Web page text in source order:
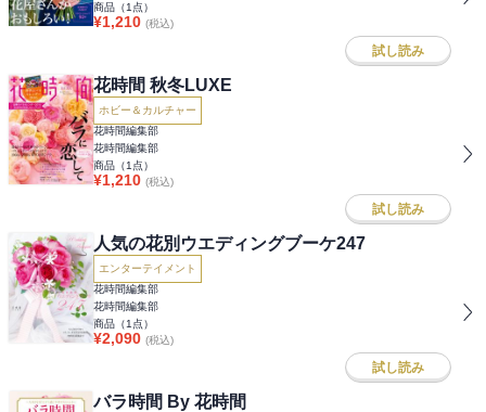
商品（1 点）
¥1,210 (税込)
試し読み
花時間 秋冬LUXE
ホビー＆カルチャー
花時間編集部
花時間編集部
商品（1 点）
¥1,210 (税込)
試し読み
人気の花別ウエディングブーケ247
エンターテイメント
花時間編集部
花時間編集部
商品（1 点）
¥2,090 (税込)
試し読み
バラ時間 By 花時間